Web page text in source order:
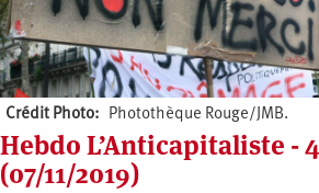
Crédit Photo Photothèque Rouge/JMB.
Hebdo L’Anticapitaliste -
(07/11/2019)